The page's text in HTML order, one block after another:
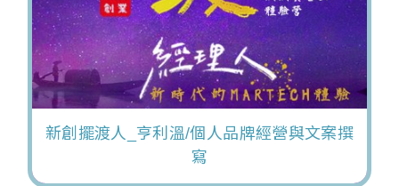
新創擺渡人_亨利溫/個人品牌經營與文案撰
寫